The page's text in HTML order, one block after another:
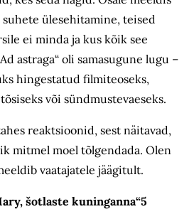
ülesehitamine, teised
ei minda ja kus kõik see
astraga“ oli samasugune lugu –
hingestatud filmiteoseks,
või sündmustevaeseks.
reaktsioonid, sest näitavad,
mitmel moel tõlgendada. Olen
vaatajatele jäägitult.
šotlaste kuninganna“5